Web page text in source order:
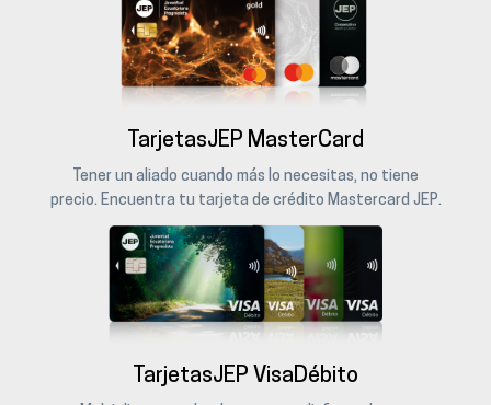
TarjetasJEP MasterCard
Tener un aliado cuando más lo necesitas, no tiene
precio. Encuentra tu tarjeta de crédito Mastercard JEP.
TarjetasJEP VisaDébito